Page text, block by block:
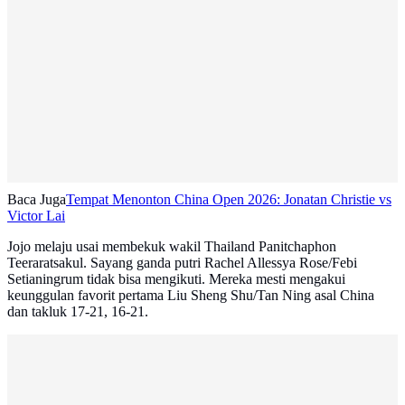
Baca JugaTempat Menonton China Open 2026: Jonatan Christie vs
Victor Lai
Jojo melaju usai membekuk wakil Thailand Panitchaphon
Teeraratsakul. Sayang ganda putri Rachel Allessya Rose/Febi
Setianingrum tidak bisa mengikuti. Mereka mesti mengakui
keunggulan favorit pertama Liu Sheng Shu/Tan Ning asal China
dan takluk 17-21, 16-21.